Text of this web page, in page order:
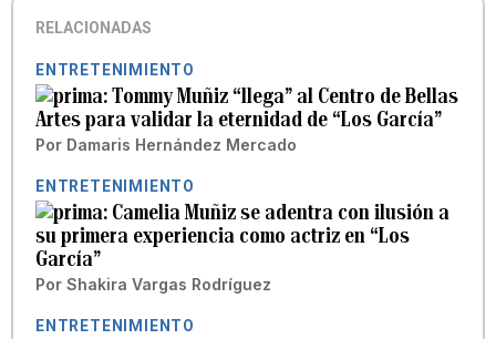
RELACIONADAS
ENTRETENIMIENTO
Tommy Muñiz “llega” al Centro de Bellas
Artes para validar la eternidad de “Los García”
Por Damaris Hernández Mercado
ENTRETENIMIENTO
Camelia Muñiz se adentra con ilusión a
su primera experiencia como actriz en “Los
García”
Por Shakira Vargas Rodríguez
ENTRETENIMIENTO